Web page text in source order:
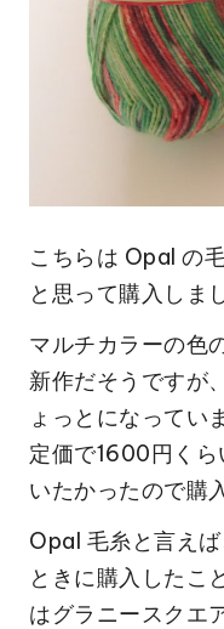
こちらは Opal の
と思って購入しま
マルチカラーの色
新作だそうですが
ょっとになってい
定価で1600円く
いたかったので購入
Opal 毛糸と言え
ときに購入したこ
はグラニースクエ